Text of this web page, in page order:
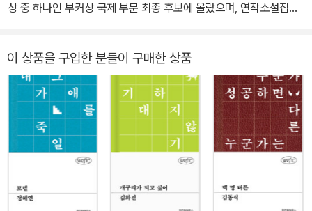
상 중 하나인 부커상 국제 부문 최종 후보에 올랐으며, 연작소설집
설 《창문》이 위즈덤하우스 단편소설 시리즈 위픽으로 출간되었다. 인
공지능이 방대한 데이터를 학습하는 시대, 정부는 인간의 뇌를 통째
로 데이터화하는 프로젝트를 진행한다. 인터넷을 떠도는 ‘가짜’ 정보
가 아닌 ‘진짜’ 인간의 뇌를 인공지능에게 학습시키고, 이를 기반으로
사회 발전을 도모하겠다는 것. 달리 갈 곳이 없던 ‘나’는 공짜로 재워
주고 돈도 준다는 이유만으로 정부의 프로젝트에 참여하기로 결정하
고, 산골짜기 한가운데에 위치한 기계학습센터에 입주한다. “제18차
기술지식혁명 어쩌고 토탈 인공지능 파워빌딩 프로젝트가 저쩌고 뭔
이 상품을 구입한 분들이 구매한 상품